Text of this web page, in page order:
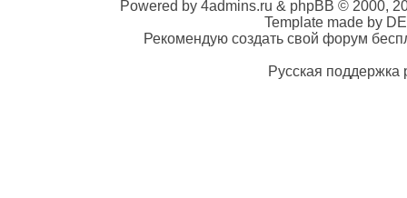
Powered by 4admins.ru & phpBB © 2000,
Template made by
Рекомендую создать свой форум
Русская поддержка